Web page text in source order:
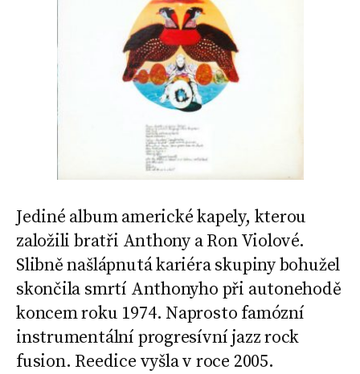
Jediné album americké kapely, kterou
založili bratři Anthony a Ron Violové.
Slibně našlápnutá kariéra skupiny bohužel
skončila smrtí Anthonyho při autonehodě
koncem roku 1974. Naprosto famózní
instrumentální progresívní jazz rock
fusion. Reedice vyšla v roce 2005.